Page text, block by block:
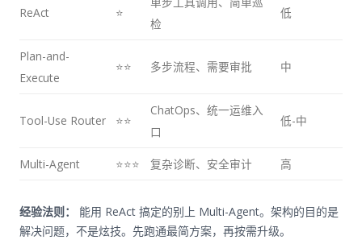
ReAct ⭐
检
低
Plan-and-
Execute
⭐⭐ 多步流程、需要审批 中
Tool-Use Router ⭐⭐
ChatOps、统一运维入
口
低-中
Multi-Agent ⭐⭐⭐ 复杂诊断、安全审计 高
经验法则：
能用 ReAct 搞定的别上 Multi-Agent。架构的目的是
解决问题，不是炫技。先跑通最简方案，再按需升级。